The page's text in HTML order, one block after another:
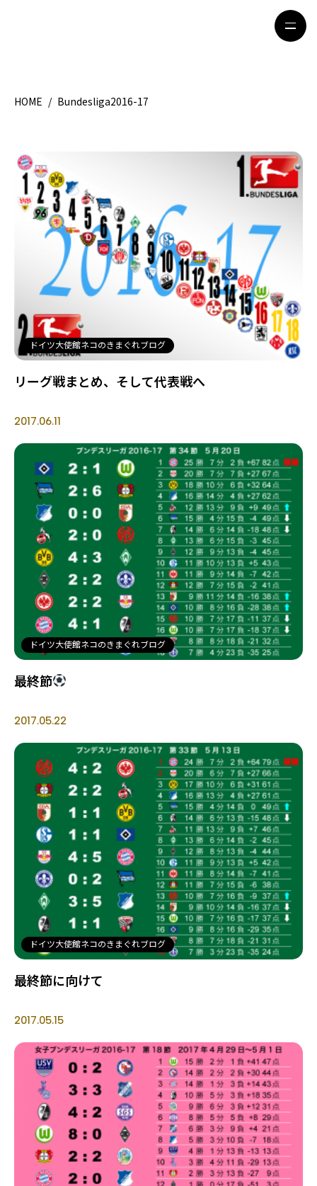
HOME
観光ガイド
留学＆キャリア
ライフスタイル
著者一覧
ライター募集
HOME / Bundesliga2016-17
ドイツ大使館ネコのきまぐれブログ
リーグ戦まとめ、そして代表戦へ
2017.06.11
ドイツ大使館ネコのきまぐれブログ
最終節
2017.05.22
ドイツ大使館ネコのきまぐれブログ
最終節に向けて
2017.05.15